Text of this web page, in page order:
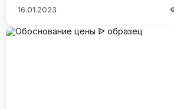
16.01.2023